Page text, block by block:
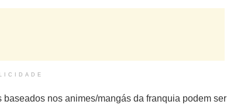
nos animes/mangás da franquia podem ser